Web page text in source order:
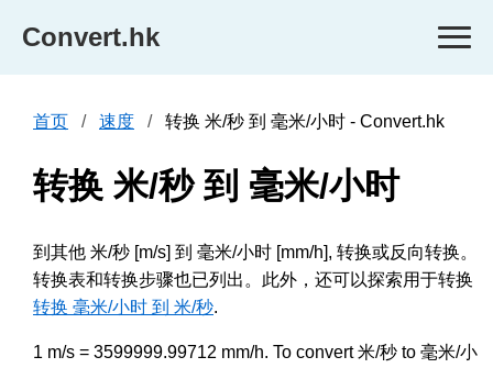
Convert.hk
首页 速度 转换 米/秒 到 毫米/小时 - Convert.hk
转换 米/秒 到 毫米/小时
到其他 米/秒 [m/s] 到 毫米/小时 [mm/h], 转换或反向转换。
转换表和转换步骤也已列出。此外，还可以探索用于转换
转换 毫米/小时 到 米/秒.
1 m/s = 3599999.99712 mm/h. To convert 米/秒 to 毫米/小